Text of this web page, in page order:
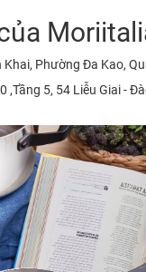
Phường Đa Kao,
5, 54 Liễu Giai -